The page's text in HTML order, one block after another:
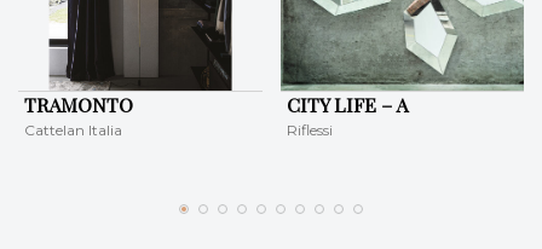
TRAMONTO
Cattelan Italia
CITY LIFE – A
Riflessi